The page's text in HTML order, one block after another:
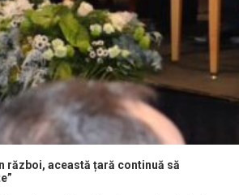
război, această țară continuă să